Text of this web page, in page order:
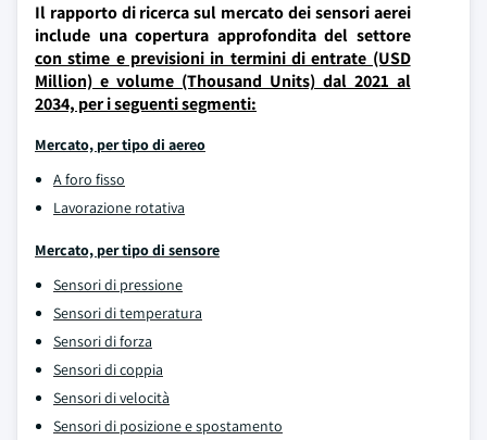
Il rapporto di ricerca sul mercato dei sensori aerei
include una copertura approfondita del settore
con stime e previsioni in termini di entrate (USD
Million) e volume (Thousand Units) dal 2021 al
2034, per i seguenti segmenti:
Mercato, per tipo di aereo
A foro fisso
Lavorazione rotativa
Mercato, per tipo di sensore
Sensori di pressione
Sensori di temperatura
Sensori di forza
Sensori di coppia
Sensori di velocità
Sensori di posizione e spostamento